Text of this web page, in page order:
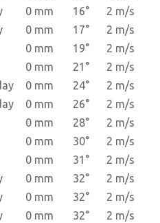
0 mm 16°
2 m/s
0 mm 17°
2 m/s
0 mm 19°
2 m/s
0 mm 21°
2 m/s
0 mm 24°
2 m/s
0 mm 26°
2 m/s
0 mm 28°
2 m/s
0 mm 30°
2 m/s
0 mm 31°
2 m/s
0 mm 32°
2 m/s
0 mm 32°
2 m/s
0 mm 32°
2 m/s